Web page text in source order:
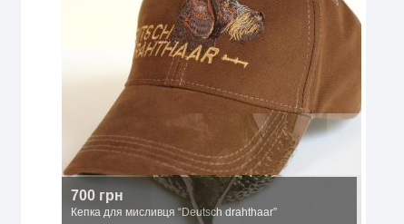
700 грн
Кепка для мисливця “Deutsch drahthaar”